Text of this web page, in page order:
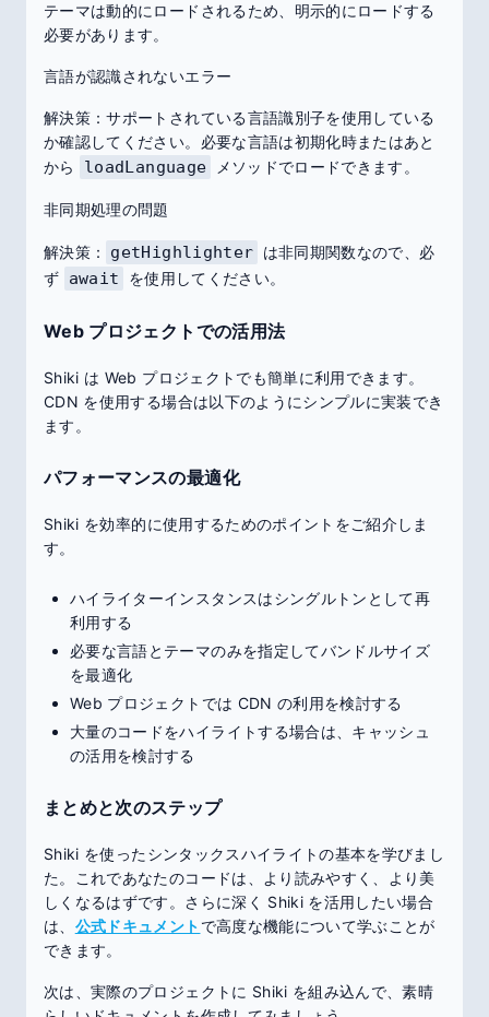
テーマは動的にロードされるため、明示的にロードする
必要があります。
言語が認識されないエラー
解決策：サポートされている言語識別子を使用している
か確認してください。必要な言語は初期化時またはあと
から
loadLanguage メソッドでロードできます。
非同期処理の問題
解決策： getHighlighter は非同期関数なので、必
ず await を使用してください。
Web プロジェクトでの活用法
Shiki は Web プロジェクトでも簡単に利用できます。
CDN を使用する場合は以下のようにシンプルに実装でき
ます。
パフォーマンスの最適化
Shiki を効率的に使用するためのポイントをご紹介しま
す。
ハイライターインスタンスはシングルトンとして再
利用する
必要な言語とテーマのみを指定してバンドルサイズ
を最適化
Web プロジェクトでは CDN の利用を検討する
大量のコードをハイライトする場合は、キャッシュ
の活用を検討する
まとめと次のステップ
Shiki を使ったシンタックスハイライトの基本を学びまし
た。これであなたのコードは、より読みやすく、より美
しくなるはずです。さらに深く Shiki を活用したい場合
は、 公式ドキュメント で高度な機能について学ぶことが
できます。
次は、実際のプロジェクトに Shiki を組み込んで、素晴